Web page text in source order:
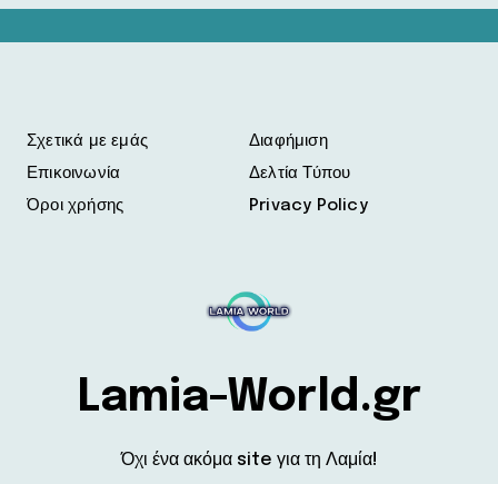
Σχετικά με εμάς
Επικοινωνία
Όροι χρήσης
Διαφήμιση
Δελτία Τύπου
Privacy Policy
Lamia-World.gr
Όχι ένα ακόμα site για τη Λαμία!